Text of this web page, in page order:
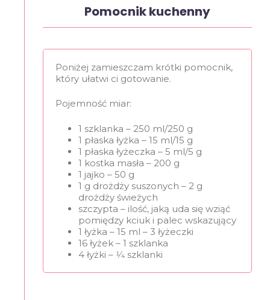
Pomocnik kuchenny
Poniżej zamieszczam krótki pomocnik,
który ułatwi ci gotowanie.
Pojemność miar:
1 szklanka – 250 ml/250 g
1 płaska łyżka – 15 ml/15 g
1 płaska łyżeczka – 5 ml/5 g
1 kostka masła – 200 g
1 jajko – 50 g
1 g drożdży suszonych – 2 g
drożdży świeżych
szczypta – ilość, jaką uda się wziąć
pomiędzy kciuk i palec wskazujący
1 łyżka – 15 ml – 3 łyżeczki
16 łyżek – 1 szklanka
4 łyżki – 1⁄4 szklanki